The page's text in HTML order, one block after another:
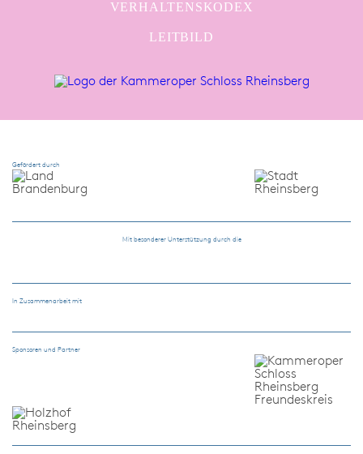
VERHALTENSKODEX
LEITBILD
Gefördert durch
Mit besonderer Unterstützung durch die
In Zusammenarbeit mit
Sponsoren und Partner